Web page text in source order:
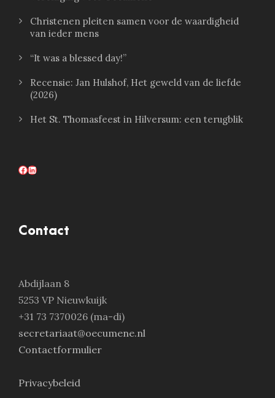
Christenen pleiten samen voor de waardigheid
van ieder mens
“It was a blessed day!”
Recensie: Jan Hulshof, Het geweld van de liefde
(2026)
Het St. Thomasfeest in Hilversum: een terugblik
Facebook LinkedIn
Contact
Abdijlaan 8
5253 VP Nieuwkuijk
+31 73 7370026 (ma-di)
secretariaat@oecumene.nl
Contactformulier
Privacybeleid